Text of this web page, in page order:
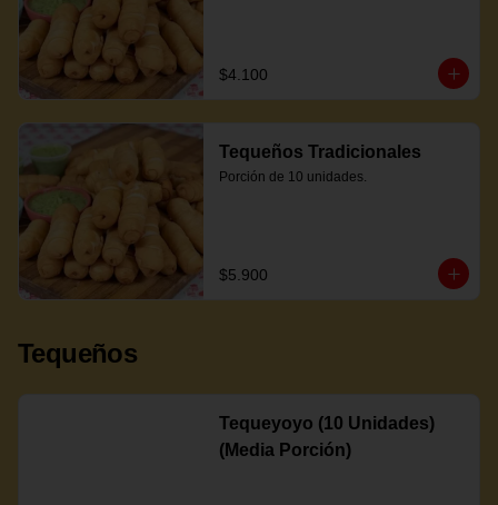
$4.100
Tequeños Tradicionales
Porción de 10 unidades.
$5.900
Tequeños
Tequeyoyo (10 Unidades)
(Media Porción)